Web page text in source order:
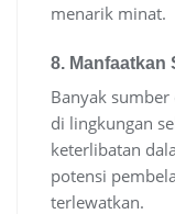
menarik minat.
8. Manfaatkan
Banyak
di lingkungan
keterlibatan
potensi
terlewatkan.